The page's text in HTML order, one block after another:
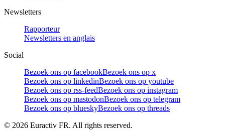
Newsletters
Rapporteur
Newsletters en anglais
Social
Bezoek ons op facebookBezoek ons op x
Bezoek ons op linkedinBezoek ons op youtube
Bezoek ons op rss-feedBezoek ons op instagram
Bezoek ons op mastodonBezoek ons op telegram
Bezoek ons op blueskyBezoek ons op threads
© 2026 Euractiv FR. All rights reserved.